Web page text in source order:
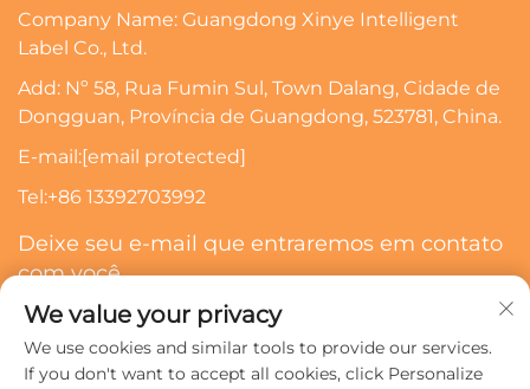
Company Name: Guangdong Xinye Intelligent
Label Co., Ltd.
Add: Nº 58, Rua Fumin Sul, Town Dalang, Cidade de
Dongguan, Província de Guangdong, 523781, China.
E-mail:[email protected]
Tel:+86 13392703992
Deixe seu e-mail que entraremos em contato
com você
We value your privacy
We use cookies and similar tools to provide our services.
If you don't want to accept all cookies, click Personalize